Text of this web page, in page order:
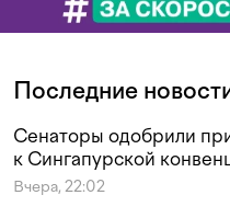
Последние
Сенаторы одобрили
к Сингапурской
Вчера, 22:02